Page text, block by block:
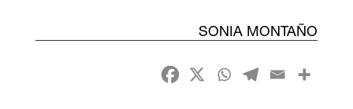
SONIA MONTAÑO